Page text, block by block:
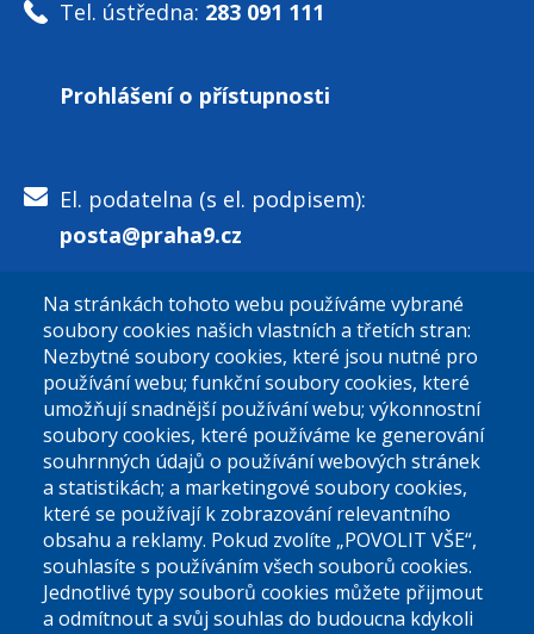
Tel. ústředna: 283 091 111
Prohlášení o přístupnosti
El. podatelna (s el. podpisem):
posta@praha9.cz
El. podatelna (bez el. podpisu):
podatelna@praha9.cz
Úřední dny:
Po a St: 08.00-12.00; 13.00-18.00
Na stránkách tohoto webu používáme vybrané
soubory cookies našich vlastních a třetích stran:
Nezbytné soubory cookies, které jsou nutné pro
používání webu; funkční soubory cookies, které
umožňují snadnější používání webu; výkonnostní
soubory cookies, které používáme ke generování
souhrnných údajů o používání webových stránek
a statistikách; a marketingové soubory cookies,
které se používají k zobrazování relevantního
obsahu a reklamy. Pokud zvolíte „POVOLIT VŠE“,
souhlasíte s používáním všech souborů cookies.
Jednotlivé typy souborů cookies můžete přijmout
a odmítnout a svůj souhlas do budoucna kdykoli